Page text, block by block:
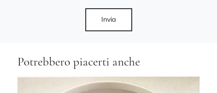
Invia
Potrebbero piacerti anche